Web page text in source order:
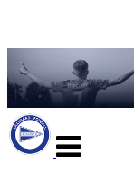
navigasjon